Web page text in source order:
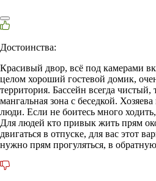
Достоинства:
Красивый двор, всё под камерами
целом хороший гостевой домик,
территория. Бассейн всегда
мангальная зона с беседкой.
люди. Если не боитесь много
Для людей кто привык жить прям
двигаться в отпуске, для вас этот
нужно прям прогуляться, в